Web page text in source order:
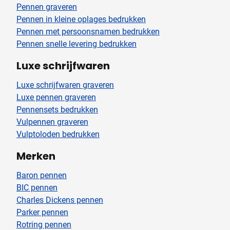
Pennen graveren
Pennen in kleine oplages bedrukken
Pennen met persoonsnamen bedrukken
Pennen snelle levering bedrukken
Luxe schrijfwaren
Luxe schrijfwaren graveren
Luxe pennen graveren
Pennensets bedrukken
Vulpennen graveren
Vulptoloden bedrukken
Merken
Baron pennen
BIC pennen
Charles Dickens pennen
Parker pennen
Rotring pennen